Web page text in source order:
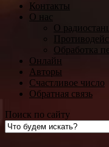
Контакты
О нас
О
Обработка
Онлайн
Авторы
Счастливое число
Обратная связь
Поиск по сайту